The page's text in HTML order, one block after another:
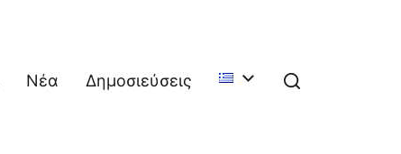
Νέα Δημοσιεύσεις